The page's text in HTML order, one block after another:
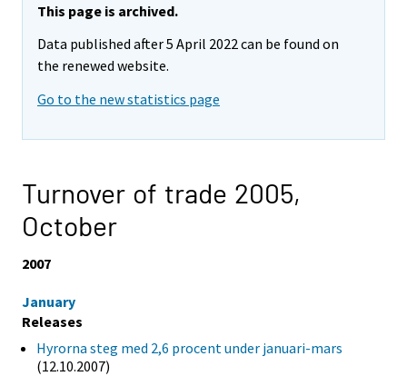
This page is archived.
Data published after 5 April 2022 can be found on
the renewed website.
Go to the new statistics page
Turnover of trade 2005,
October
2007
January
Releases
Hyrorna steg med 2,6 procent under januari-mars
(12.10.2007)